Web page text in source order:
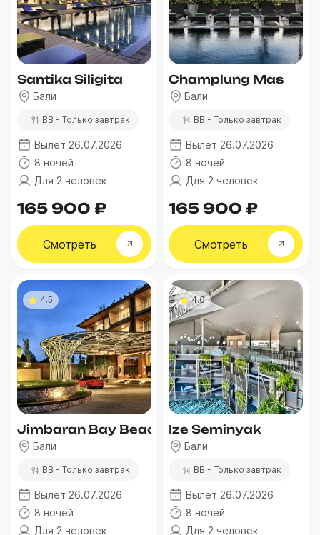
Santika Siligita
Бали
BB - Только завтрак
Вылет 26.07.2026
8 ночей
Для 2 человек
165 900 ₽
Смотреть
Champlung Mas
Бали
BB - Только завтрак
Вылет 26.07.2026
8 ночей
Для 2 человек
165 900 ₽
Смотреть
4.5
Jimbaran Bay Beach Resort & Spa
Бали
BB - Только завтрак
Вылет 26.07.2026
8 ночей
Для 2 человек
4.6
Ize Seminyak
Бали
BB - Только завтрак
Вылет 26.07.2026
8 ночей
Для 2 человек